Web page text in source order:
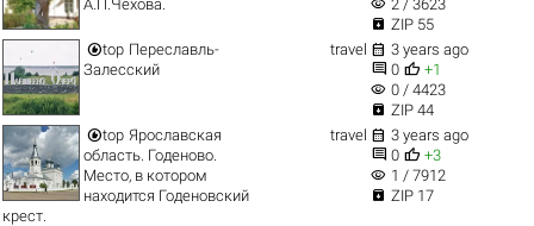
А.П.Чехова.
2 / 3623
 ZIP 55
top Переславль-
Залесский
travel  3 years ago
 0  +1
visibility 0 / 4423
 ZIP 44
top Ярославская
область. Годеново.
Место, в котором
находится Годеновский
крест.
travel  3 years ago
 0  +3
visibility 1 / 7912
 ZIP 17